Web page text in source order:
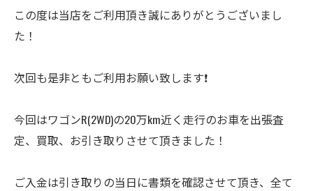
この度は当店をご利用頂き誠にありがとうございまし
た！
次回も是非ともご利用お願い致します❗️
今回はワゴンR(2WD)の20万km近く走行のお車を出張査
定、買取、お引き取りさせて頂きました！
ご入金は引き取りの当日に書類を確認させて頂き、全て